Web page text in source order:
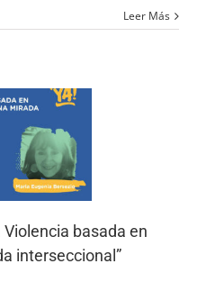
Leer Más
basada en
interseccional”